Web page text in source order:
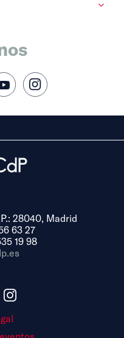
28040, Madrid
63 27
19 98